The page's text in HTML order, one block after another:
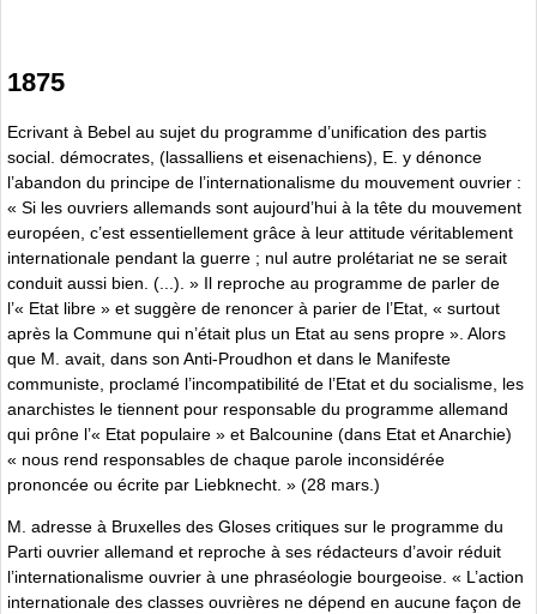
1875
Ecrivant à Bebel au sujet du programme d’unification des partis
social. démocrates, (lassalliens et eisenachiens), E. y dénonce
l’abandon du principe de l’internationalisme du mouvement ouvrier :
« Si les ouvriers allemands sont aujourd’hui à la tête du mouvement
européen, c’est essentiellement grâce à leur attitude véritablement
internationale pendant la guerre ; nul autre prolétariat ne se serait
conduit aussi bien. (...). » Il reproche au programme de parler de
l’« Etat libre » et suggère de renoncer à parier de l’Etat, « surtout
après la Commune qui n’était plus un Etat au sens propre ». Alors
que M. avait, dans son Anti-Proudhon et dans le Manifeste
communiste, proclamé l’incompatibilité de l’Etat et du socialisme, les
anarchistes le tiennent pour responsable du programme allemand
qui prône l’« Etat populaire » et Balcounine (dans Etat et Anarchie)
« nous rend responsables de chaque parole inconsidérée
prononcée ou écrite par Liebknecht. » (28 mars.)
M. adresse à Bruxelles des Gloses critiques sur le programme du
Parti ouvrier allemand et reproche à ses rédacteurs d’avoir réduit
l’internationalisme ouvrier à une phraséologie bourgeoise. « L’action
internationale des classes ouvrières ne dépend en aucune façon de